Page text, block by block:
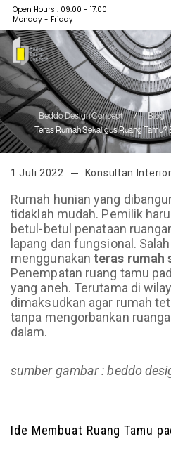
Open Hours : 09.00 - 17.00
Monday - Friday
Beddo Design Concept / Blog
Teras Rumah Sekaligus Ruang
1 Juli 2022 Konsultan Interior
Rumah hunian yang
tidaklah mudah. Pemilik
betul-betul penataan
lapang dan fungsional.
menggunakanteras rumah
Penempatan ruang tamu
yang aneh. Terutama di
dimaksudkan agar rumah
tanpa mengorbankan
dalam.
sumber gambar : beddo
Ide Membuat Ruang Tamu